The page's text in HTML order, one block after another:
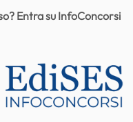
Entra su InfoConcorsi